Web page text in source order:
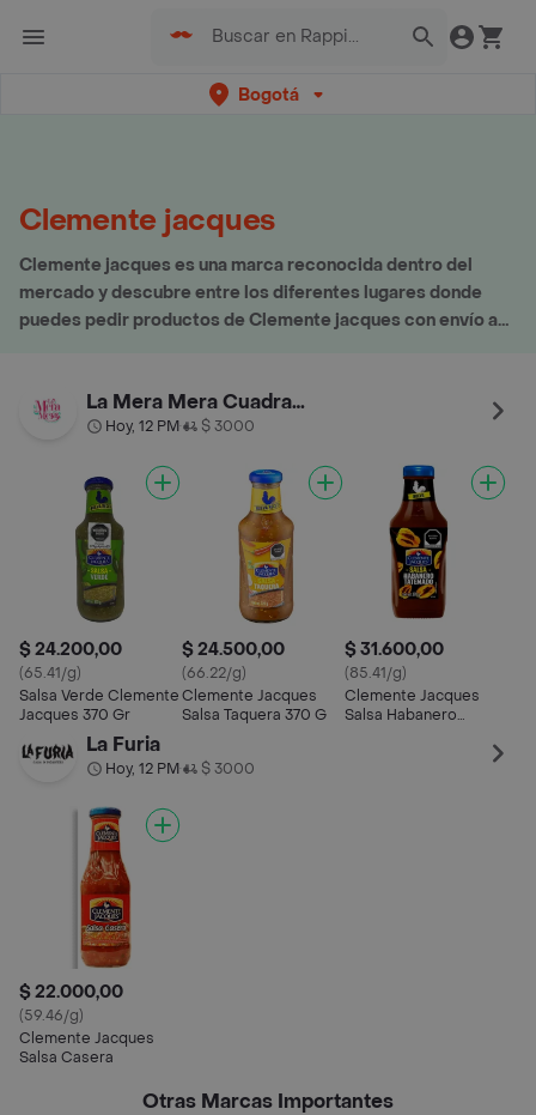
Bogotá
Clemente jacques
Clemente jacques es una marca reconocida dentro del
mercado y descubre entre los diferentes lugares donde
puedes pedir productos de Clemente jacques con envío a
La Mera Mera Cuadra Mexicana
Hoy, 12 PM• $ 3000
$ 24.200,00
(65.41/g)
Salsa Verde Clemente
Jacques 370 Gr
$ 24.500,00
(66.22/g)
Clemente Jacques
Salsa Taquera 370 G
$ 31.600,00
(85.41/g)
Clemente Jacques
Salsa Habanero
La Furia
Hoy, 12 PM• $ 3000
$ 22.000,00
(59.46/g)
Clemente Jacques
Salsa Casera
Otras Marcas Importantes